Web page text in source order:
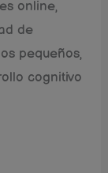
online,
de
pequeños,
cognitivo